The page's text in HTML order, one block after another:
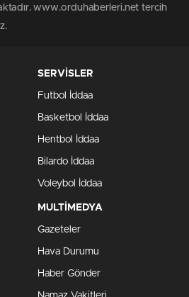
www.orduhaberleri.net tercih
SERVİSLER
Futbol İddaa
Basketbol İddaa
Hentbol İddaa
Bilardo İddaa
Voleybol İddaa
MULTİMEDYA
Gazeteler
Hava Durumu
Haber Gönder